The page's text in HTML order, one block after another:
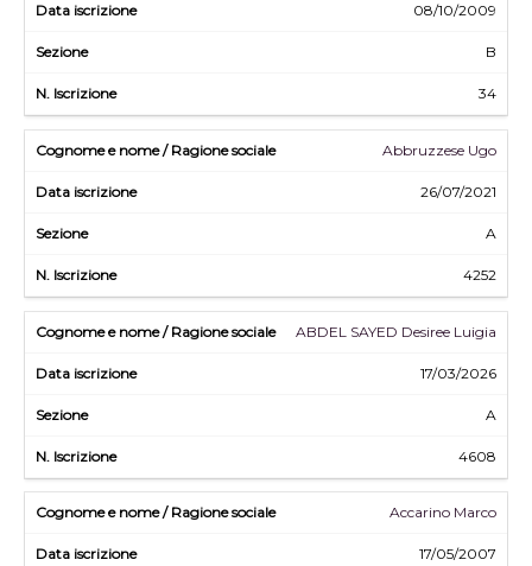
08/10/2009
B
34
Abbruzzese Ugo
26/07/2021
A
4252
ABDEL SAYED Desiree Luigia
17/03/2026
A
4608
Accarino Marco
17/05/2007